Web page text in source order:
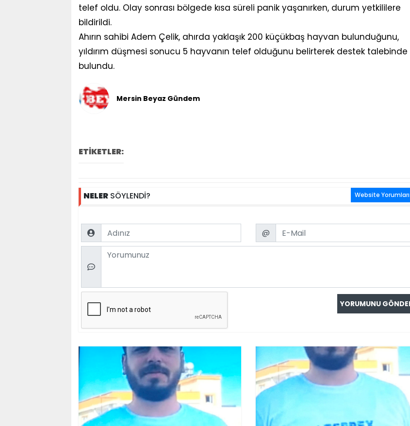
telef oldu. Olay sonrası bölgede kısa süreli panik yaşanırken, durum yetkililere
bildirildi.
Ahırın sahibi Adem Çelik, ahırda yaklaşık 200 küçükbaş hayvan bulunduğunu,
yıldırım düşmesi sonucu 5 hayvanın telef olduğunu belirterek destek talebinde
bulundu.
Mersin Beyaz Gündem
ETİKETLER:
NELER SÖYLENDİ? Website Yorumları
Name Email
@
Comment